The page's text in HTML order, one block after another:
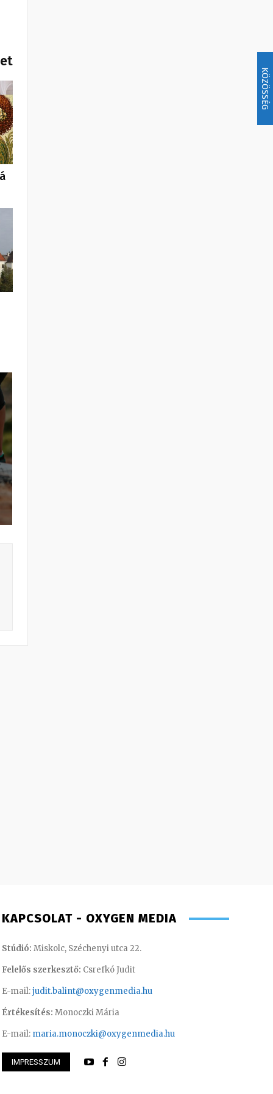
KÖZÖSSÉG
– operatőr-vágó
KAPCSOLAT - OXYGEN MEDIA
Stúdió: Miskolc, Széchenyi utca 22.
Felelős szerkesztő: Csrefkó Judit
E-mail:judit.balint@oxygenmedia.hu
Értékesítés: Monoczki Mária
E-mail: maria.monoczki@oxygenmedia.hu
IMPRESSZUM